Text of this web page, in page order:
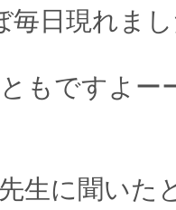
毎日現れま
もですよー
生に聞いた